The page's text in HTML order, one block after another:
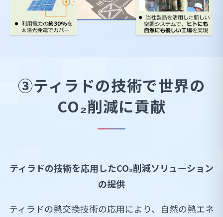
③ティラドの技術で世界の
CO₂削減に貢献
ティラドの技術を応用したCO₂削減ソリューション
の提供
ティラドの熱交換技術の応用により、自然の熱エネ